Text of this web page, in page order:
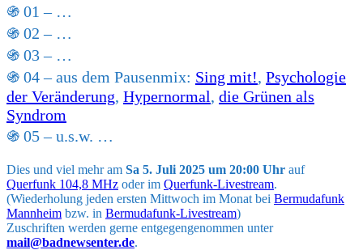
֍ 01 – …
֍ 02 – …
֍ 03 – …
֍ 04 – aus dem Pausenmix: Sing mit!, Psychologie
der Veränderung, Hypernormal, die Grünen als
Syndrom
֍ 05 – u.s.w. …
Dies und viel mehr am Sa 5. Juli 2025 um 20:00 Uhr auf
Querfunk 104,8 MHz oder im Querfunk-Livestream.
(Wiederholung jeden ersten Mittwoch im Monat bei Bermudafunk
Mannheim bzw. in Bermudafunk-Livestream)
Zuschriften werden gerne entgegengenommen unter
mail@badnewsenter.de.